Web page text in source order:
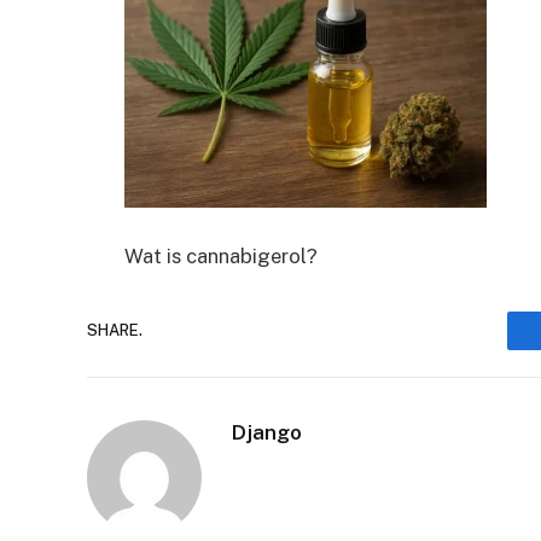
Wat is cannabigerol?
SHARE.
Django